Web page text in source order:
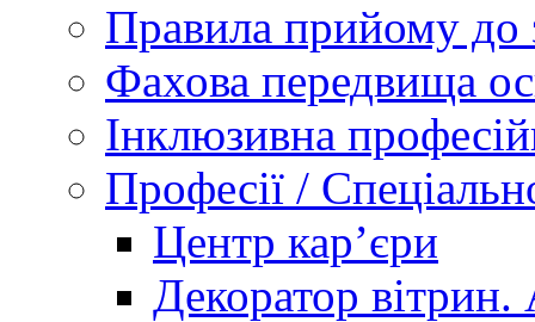
Правила прийому до
Фахова передвища
Інклюзивна
Професії /
Центр кар’єри
Декоратор вітрин.